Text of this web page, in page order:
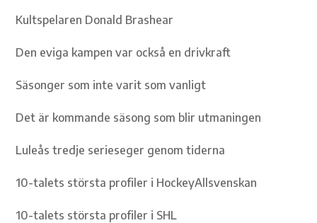
Kultspelaren Donald Brashear
Den eviga kampen var också en drivkraft
Säsonger som inte varit som vanligt
Det är kommande säsong som blir utmaningen
Luleås tredje serieseger genom tiderna
10-talets största profiler i HockeyAllsvenskan
10-talets största profiler i SHL